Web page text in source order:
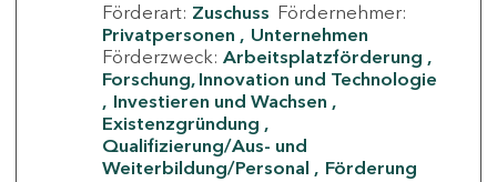
Förderart: Zuschuss Fördernehmer:
Privatpersonen
Unternehmen
Förderzweck: Arbeitsplatzförderung
Forschung, Innovation und Technologie
Investieren und Wachsen
Existenzgründung
Qualifizierung/Aus- und
Weiterbildung/Personal
Förderung